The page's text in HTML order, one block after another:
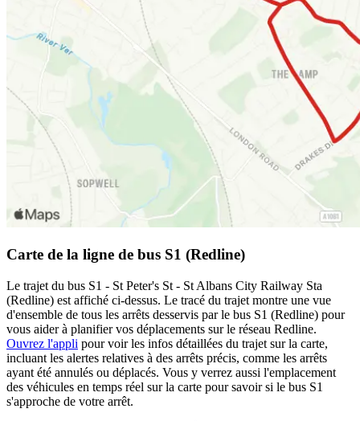
Carte de la ligne de bus S1 (Redline)
Le trajet du bus S1 - St Peter's St - St Albans City Railway Sta
(Redline) est affiché ci-dessus. Le tracé du trajet montre une vue
d'ensemble de tous les arrêts desservis par le bus S1 (Redline) pour
vous aider à planifier vos déplacements sur le réseau Redline.
Ouvrez l'appli pour voir les infos détaillées du trajet sur la carte,
incluant les alertes relatives à des arrêts précis, comme les arrêts
ayant été annulés ou déplacés. Vous y verrez aussi l'emplacement
des véhicules en temps réel sur la carte pour savoir si le bus S1
s'approche de votre arrêt.